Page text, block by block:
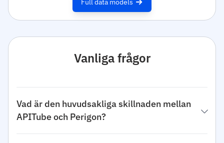
Vanliga frågor
Vad är den huvudsakliga skillnaden mellan
APITube och Perigon?